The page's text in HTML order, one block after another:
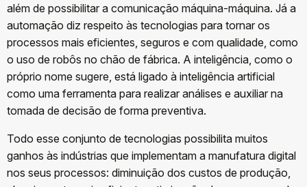
além de possibilitar a comunicação máquina-máquina. Já a
automação diz respeito às tecnologias para tornar os
processos mais eficientes, seguros e com qualidade, como
o uso de robôs no chão de fábrica. A inteligência, como o
próprio nome sugere, está ligado à inteligência artificial
como uma ferramenta para realizar análises e auxiliar na
tomada de decisão de forma preventiva.
Todo esse conjunto de tecnologias possibilita muitos
ganhos às indústrias que implementam a manufatura digital
nos seus processos: diminuição dos custos de produção,